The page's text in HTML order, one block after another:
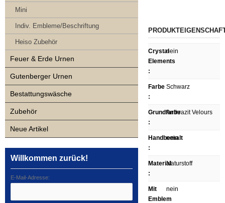
Crystal
Elements
:
nein
Farbe
:
Schwarz
Grundfarbe
:
Anthrazit Velours
Handbemalt
:
nein
Material
:
Naturstoff
Mit
Emblem
nein
Mini
Indiv. Embleme/Beschriftung
Heiso Zubehör
Feuer & Erde Urnen
Gutenberger Urnen
Bestattungswäsche
Zubehör
Neue Artikel
Willkommen zurück!
E-Mail-Adresse: